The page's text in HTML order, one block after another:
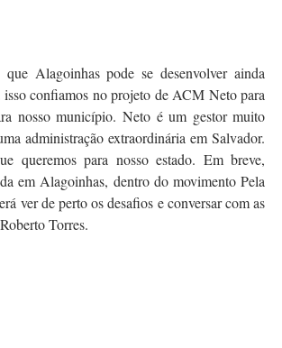
que Alagoinhas pode se desenvolver ainda
isso confiamos no projeto de ACM Neto para
nosso município. Neto é um gestor muito
administração extraordinária em Salvador.
queremos para nosso estado. Em breve,
em Alagoinhas, dentro do movimento Pela
ver de perto os desafios e conversar com as
Torres.